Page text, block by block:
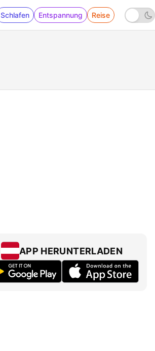
Schlafen Entspannung Reise
APP HERUNTERLADEN